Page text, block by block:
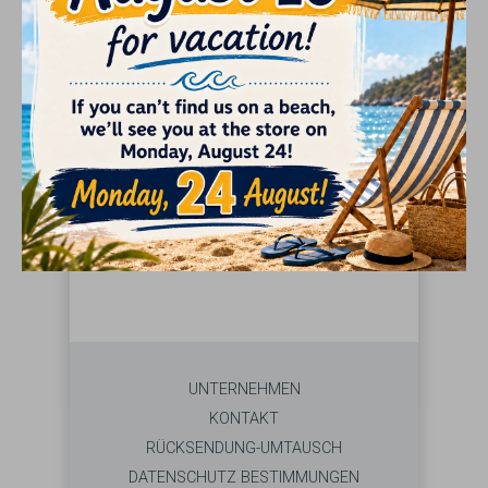
GIFTS
SUCHE
Bitte wählen Sie eine Marke aus dem Menü
links
UNTERNEHMEN
KONTAKT
RÜCKSENDUNG-UMTAUSCH
DATENSCHUTZ BESTIMMUNGEN